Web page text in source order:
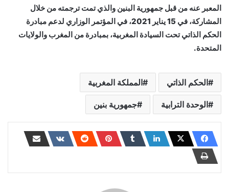
المعبر عنه من قبل جمهورية البنين والذي تمت ترجمته من خلال
المشاركة، في 15 يناير 2021، في المؤتمر الوزاري لدعم مبادرة
الحكم الذاتي تحت السيادة المغربية، بمبادرة من المغرب والولايات
المتحدة.
الحكم الذاتي المملكة المغربية
الوحدة الترابية جمهورية بنين